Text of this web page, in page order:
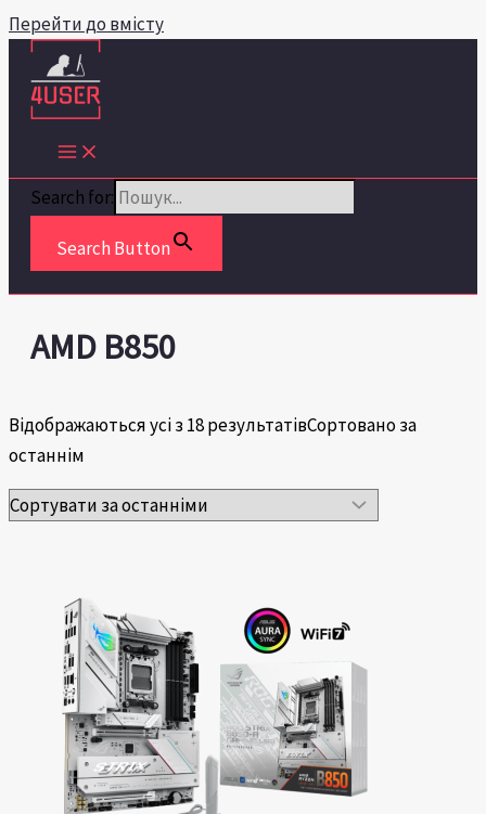
Перейти до вмісту
Search for:
Search Button
AMD B850
Відображаються усі з 18 результатівСортовано за
останнім